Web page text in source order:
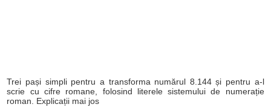
Trei pași simpli pentru a transforma numărul 8.144 și pentru a-l
scrie cu cifre romane, folosind literele sistemului de numerație
roman. Explicații mai jos